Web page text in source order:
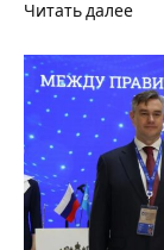
Читать далее